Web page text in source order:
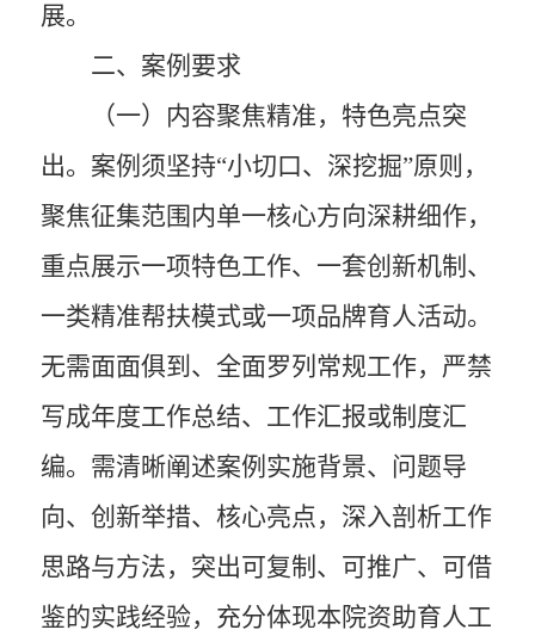
展。
二、案例要求
（一）内容聚焦精准，特色亮点突
出。 案例须坚持“小切口、深挖掘”原则，
聚焦征集范围内单一核心方向深耕细作，
重点展示一项特色工作、一套创新机制、
一类精准帮扶模式或一项品牌育人活动。
无需面面俱到、全面罗列常规工作，严禁
写成年度工作总结、工作汇报或制度汇
编。需清晰阐述案例实施背景、问题导
向、创新举措、核心亮点，深入剖析工作
思路与方法，突出可复制、可推广、可借
鉴的实践经验，充分体现本院资助育人工